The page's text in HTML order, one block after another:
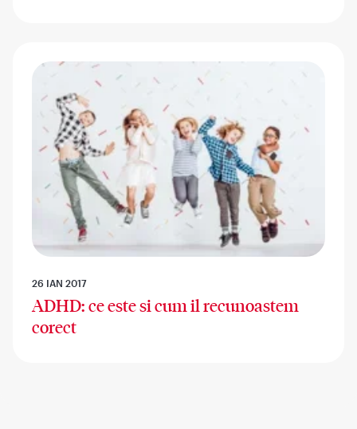
26 IAN 2017
ADHD: ce este si cum il recunoastem
corect